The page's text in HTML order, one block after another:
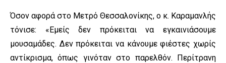
Όσον αφορά στο Μετρό Θεσσαλονίκης, ο κ. Καραμανλής
τόνισε: «Εμείς δεν πρόκειται να εγκαινιάσουμε
μουσαμάδες. Δεν πρόκειται να κάνουμε φιέστες χωρίς
αντίκρισμα, όπως γινόταν στο παρελθόν. Περίτρανη